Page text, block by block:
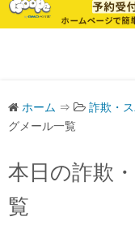
ホーム ⇒ 詐欺・
グメール一覧
本日の詐欺
覧